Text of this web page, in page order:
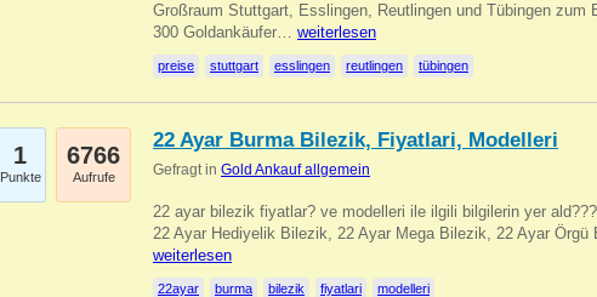
Großraum Stuttgart, Esslingen, Reutlingen und Tübingen zum
300 Goldankäufer… weiterlesen
preise stuttgart esslingen reutlingen tübingen
1
Punkte
6766
Aufrufe
22 Ayar Burma Bilezik, Fiyatlari, Modelleri
Gefragt in Gold Ankauf allgemein
22 ayar bilezik fiyatlar? ve modelleri ile ilgili bilgilerin yer
22 Ayar Hediyelik Bilezik, 22 Ayar Mega Bilezik, 22 Ayar
weiterlesen
22ayar burma bilezik fiyatlari modelleri